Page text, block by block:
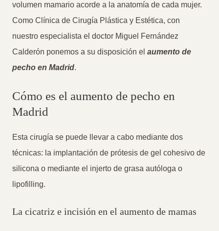
volumen mamario acorde a la anatomía de cada mujer.
Como Clínica de Cirugía Plástica y Estética, con
nuestro especialista el doctor Miguel Fernández
Calderón ponemos a su disposición el aumento de
pecho en Madrid.
Cómo es el aumento de pecho en
Madrid
Esta cirugía se puede llevar a cabo mediante dos
técnicas: la implantación de prótesis de gel cohesivo de
silicona o mediante el injerto de grasa autóloga o
lipofilling.
La cicatriz e incisión en el aumento de mamas